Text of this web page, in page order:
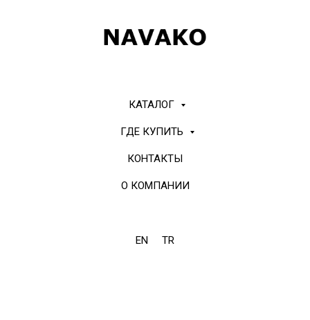
КАТАЛОГ
ГДЕ КУПИТЬ
КОНТАКТЫ
О КОМПАНИИ
EN TR